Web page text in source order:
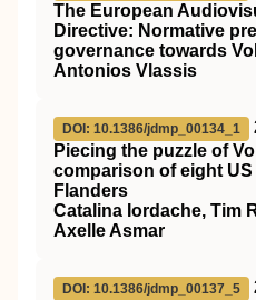
The European
Directive: Normative
governance towards
Antonios Vlassis
DOI: 10.1386/jdmp_00134_1
Piecing the puzzle of
comparison of eight
Flanders
Catalina Iordache, Tim
Axelle Asmar
DOI: 10.1386/jdmp_00137_5